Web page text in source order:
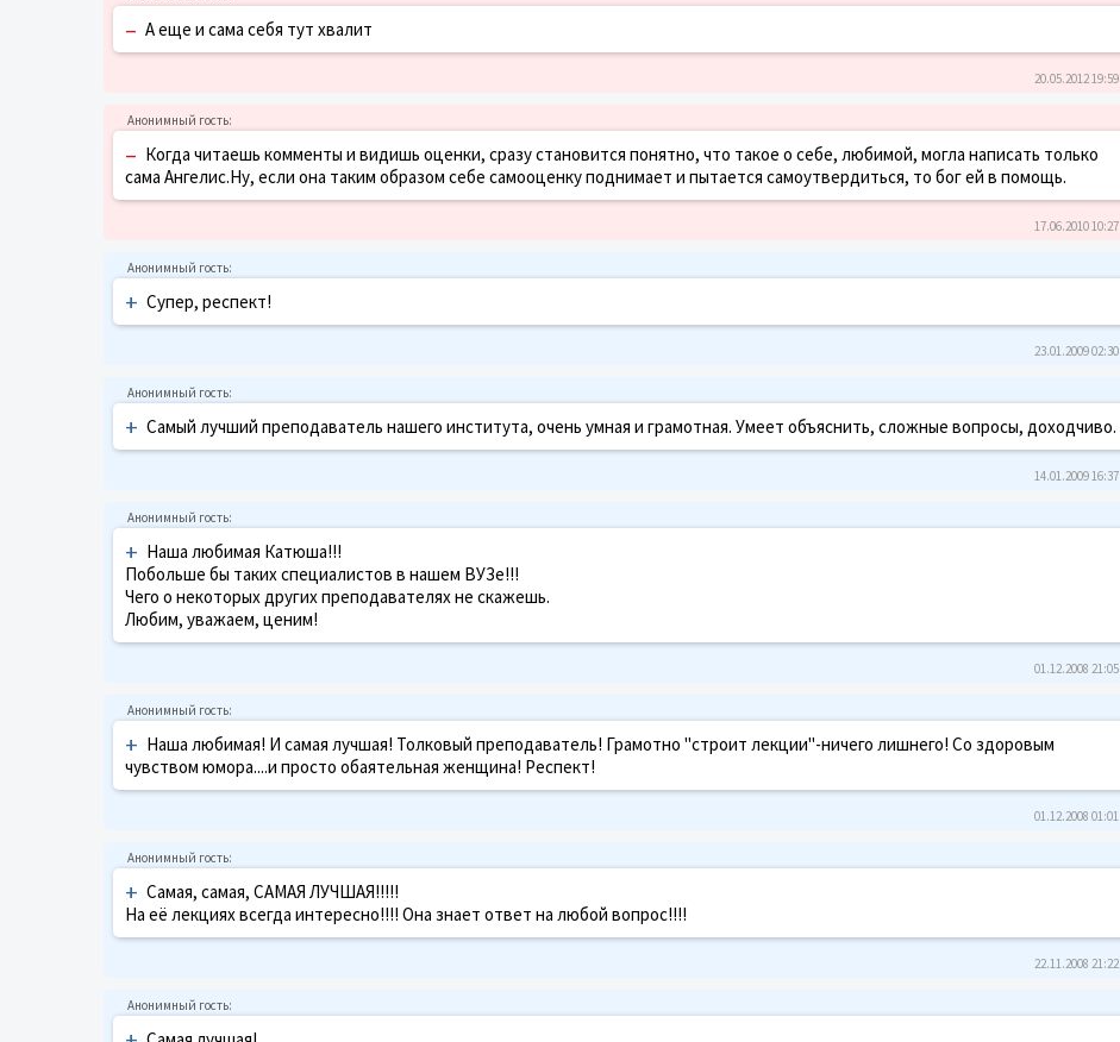
– А еще и сама себя тут хвалит
20.05.2012 19:59
– Когда читаешь комменты и видишь оценки, сразу становится понятно, что такое о себе, любимой, могла написать только
сама Ангелис.Ну, если она таким образом себе самооценку поднимает и пытается самоутвердиться, то бог ей в помощь.
17.06.2010 10:27
+ Супер, респект!
23.01.2009 02:30
+ Самый лучший преподаватель нашего института, очень умная и грамотная. Умеет объяснить, сложные вопросы, доходчиво.
14.01.2009 16:37
+ Наша любимая Катюша!!!
Побольше бы таких специалистов в нашем ВУЗе!!!
Чего о некоторых других преподавателях не скажешь.
Любим, уважаем, ценим!
01.12.2008 21:05
+ Наша любимая! И самая лучшая! Толковый преподаватель! Грамотно "строит лекции"-ничего лишнего! Со здоровым
чувством юмора....и просто обаятельная женщина! Респект!
01.12.2008 01:01
+ Самая, самая, САМАЯ ЛУЧШАЯ!!!!!
На её лекциях всегда интересно!!!! Она знает ответ на любой вопрос!!!!
22.11.2008 21:22